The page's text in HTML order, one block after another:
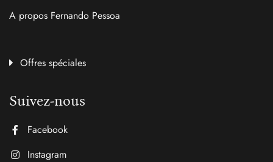
A propos Fernando Pessoa
Offres spéciales
Suivez-nous
Facebook
Instagram